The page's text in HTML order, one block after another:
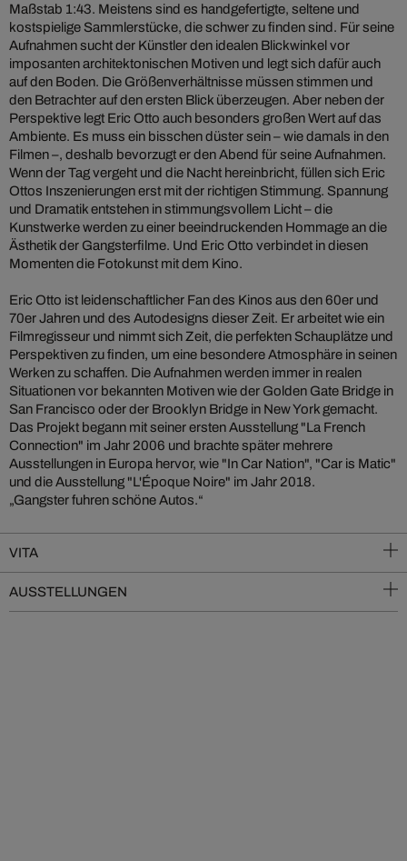
Maßstab 1:43. Meistens sind es handgefertigte, seltene und
kostspielige Sammlerstücke, die schwer zu finden sind. Für seine
Aufnahmen sucht der Künstler den idealen Blickwinkel vor
imposanten architektonischen Motiven und legt sich dafür auch
auf den Boden. Die Größenverhältnisse müssen stimmen und
den Betrachter auf den ersten Blick überzeugen. Aber neben der
Perspektive legt Eric Otto auch besonders großen Wert auf das
Ambiente. Es muss ein bisschen düster sein – wie damals in den
Filmen –, deshalb bevorzugt er den Abend für seine Aufnahmen.
Wenn der Tag vergeht und die Nacht hereinbricht, füllen sich Eric
Ottos Inszenierungen erst mit der richtigen Stimmung. Spannung
und Dramatik entstehen in stimmungsvollem Licht – die
Kunstwerke werden zu einer beeindruckenden Hommage an die
Ästhetik der Gangsterfilme. Und Eric Otto verbindet in diesen
Momenten die Fotokunst mit dem Kino.
Eric Otto ist leidenschaftlicher Fan des Kinos aus den 60er und
70er Jahren und des Autodesigns dieser Zeit. Er arbeitet wie ein
Filmregisseur und nimmt sich Zeit, die perfekten Schauplätze und
Perspektiven zu finden, um eine besondere Atmosphäre in seinen
Werken zu schaffen. Die Aufnahmen werden immer in realen
Situationen vor bekannten Motiven wie der Golden Gate Bridge in
San Francisco oder der Brooklyn Bridge in New York gemacht.
Das Projekt begann mit seiner ersten Ausstellung "La French
Connection" im Jahr 2006 und brachte später mehrere
Ausstellungen in Europa hervor, wie "In Car Nation", "Car is Matic"
und die Ausstellung "L'Époque Noire" im Jahr 2018.
„Gangster fuhren schöne Autos.“
VITA
AUSSTELLUNGEN